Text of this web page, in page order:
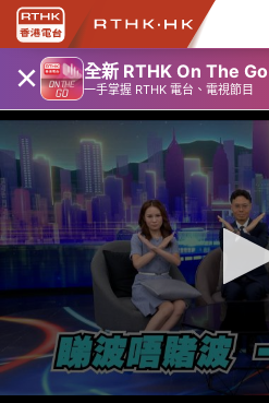
× 全新 RTHK On The Go
一手掌握 RTHK 電台、電視節目
0